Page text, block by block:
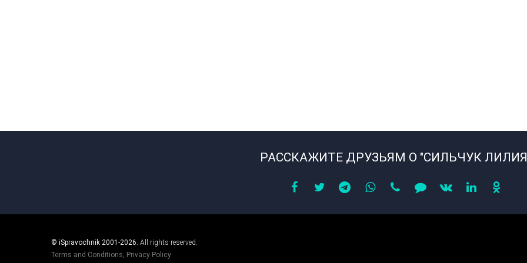
РАССКАЖИТЕ ДРУЗЬЯМ О "СИЛЬЧУК
© iSpravochnik 2001-2026. All rights reserved.
Terms and Conditions, Privacy Policy